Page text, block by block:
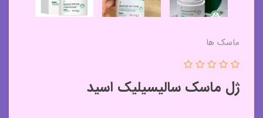
ماسک ها
ژل ماسک سالیسیلیک اسید